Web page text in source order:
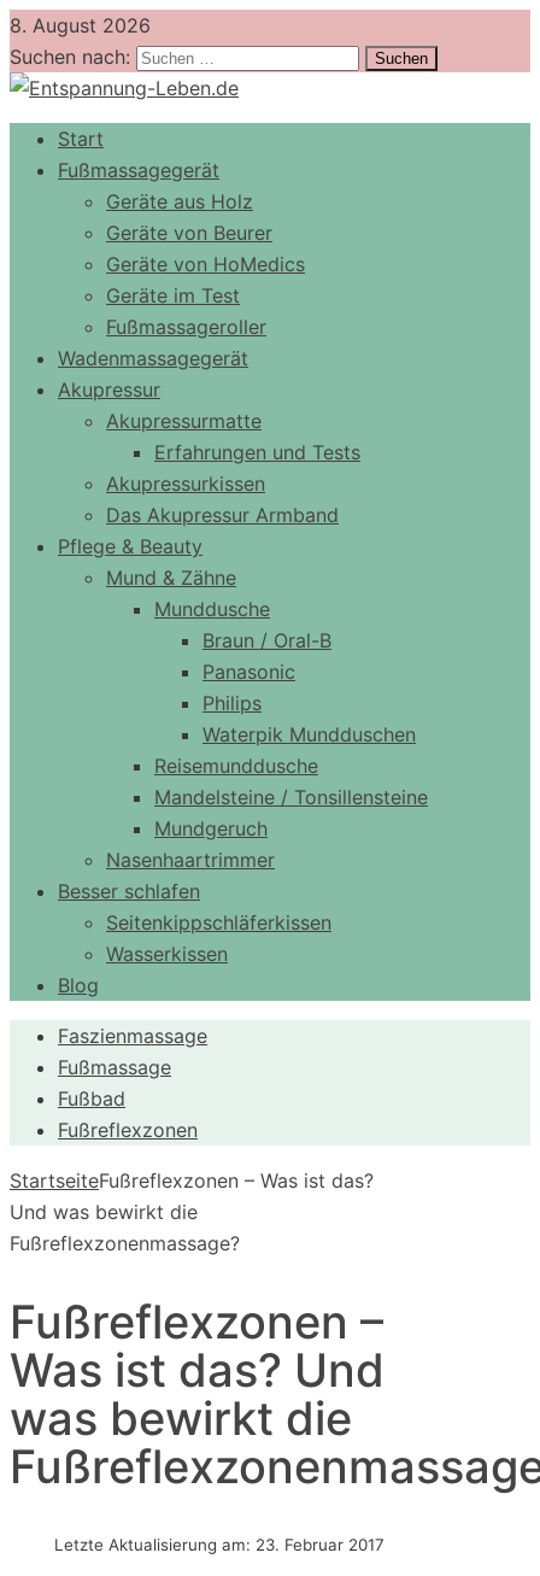
8. August 2026
Suchen nach:
Start
Fußmassagegerät
Geräte aus Holz
Geräte von Beurer
Geräte von HoMedics
Geräte im Test
Fußmassageroller
Wadenmassagegerät
Akupressur
Akupressurmatte
Erfahrungen und Tests
Akupressurkissen
Das Akupressur Armband
Pflege & Beauty
Mund & Zähne
Munddusche
Braun / Oral-B
Panasonic
Philips
Waterpik Mundduschen
Reisemunddusche
Mandelsteine / Tonsillensteine
Mundgeruch
Nasenhaartrimmer
Besser schlafen
Seitenkippschläferkissen
Wasserkissen
Blog
Faszienmassage
Fußmassage
Fußbad
Fußreflexzonen
StartseiteFußreflexzonen – Was ist das?
Und was bewirkt die
Fußreflexzonenmassage?
Fußreflexzonen –
Was ist das? Und
was bewirkt die
Letzte Aktualisierung am: 23. Februar 2017